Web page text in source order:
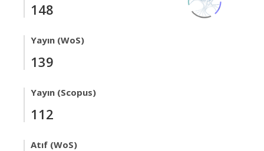
148
Yayın (WoS)
139
Yayın (Scopus)
112
Atıf (WoS)